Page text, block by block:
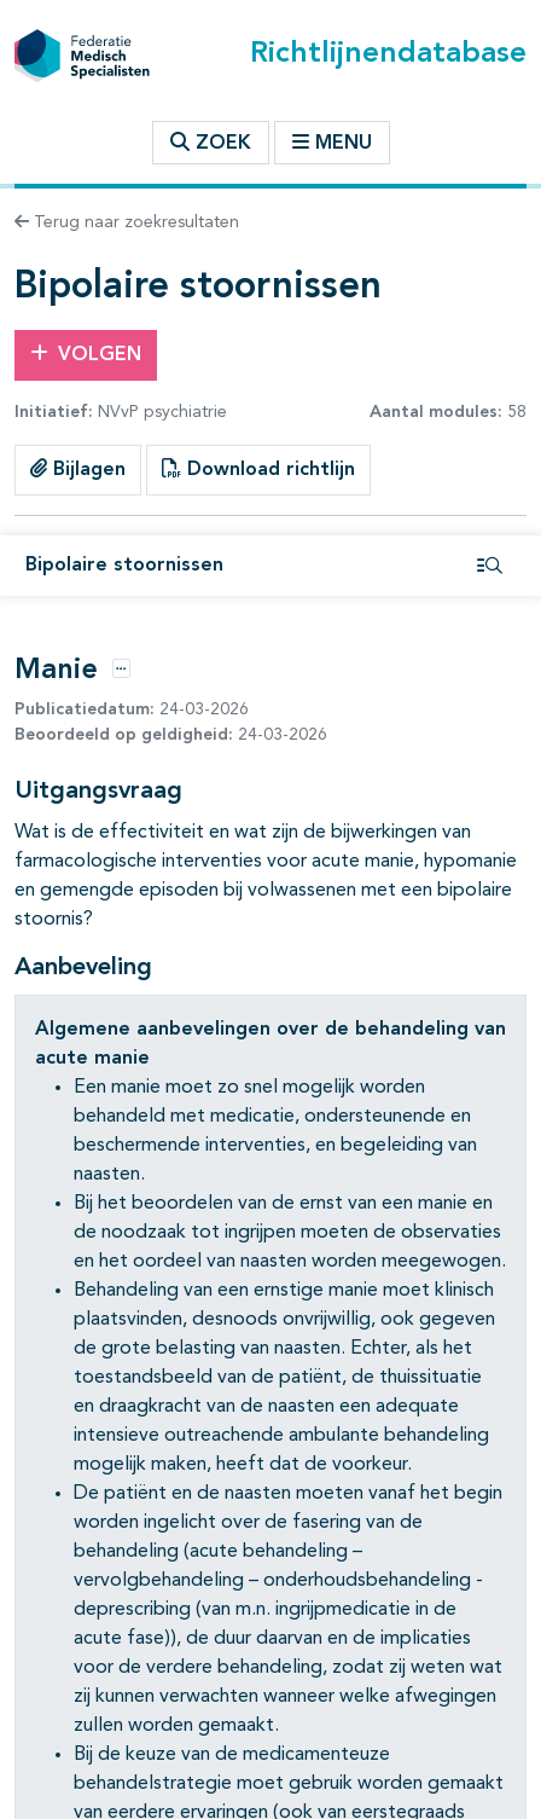
Richtlijnendatabase
ZOEK MENU
Terug naar zoekresultaten
Bipolaire stoornissen
VOLGEN
Initiatief: NVvP psychiatrie Aantal modules: 58
Bijlagen Download richtlijn
Bipolaire stoornissen
binnen deze richtlijn
open- en dichtklappen
open- en dichtklappen
open- en dichtklappen
open- en dichtklappen
open- en dichtklappen
open- en dichtklappen
open- en dichtklappen
open- en dichtklappen
Manie Opties
Publicatiedatum: 24-03-2026
Beoordeeld op geldigheid: 24-03-2026
Uitgangsvraag
Wat is de effectiviteit en wat zijn de bijwerkingen van
farmacologische interventies voor acute manie, hypomanie
en gemengde episoden bij volwassenen met een bipolaire
stoornis?
Aanbeveling
Algemene aanbevelingen over de behandeling van
acute manie
Een manie moet zo snel mogelijk worden
behandeld met medicatie, ondersteunende en
beschermende interventies, en begeleiding van
naasten.
Bij het beoordelen van de ernst van een manie en
de noodzaak tot ingrijpen moeten de observaties
en het oordeel van naasten worden meegewogen.
Behandeling van een ernstige manie moet klinisch
plaatsvinden, desnoods onvrijwillig, ook gegeven
de grote belasting van naasten. Echter, als het
toestandsbeeld van de patiënt, de thuissituatie
en draagkracht van de naasten een adequate
intensieve outreachende ambulante behandeling
mogelijk maken, heeft dat de voorkeur.
De patiënt en de naasten moeten vanaf het begin
worden ingelicht over de fasering van de
behandeling (acute behandeling –
vervolgbehandeling – onderhoudsbehandeling -
deprescribing (van m.n. ingrijpmedicatie in de
acute fase)), de duur daarvan en de implicaties
voor de verdere behandeling, zodat zij weten wat
zij kunnen verwachten wanneer welke afwegingen
zullen worden gemaakt.
Bij de keuze van de medicamenteuze
behandelstrategie moet gebruik worden gemaakt
van eerdere ervaringen (ook van eerstegraads